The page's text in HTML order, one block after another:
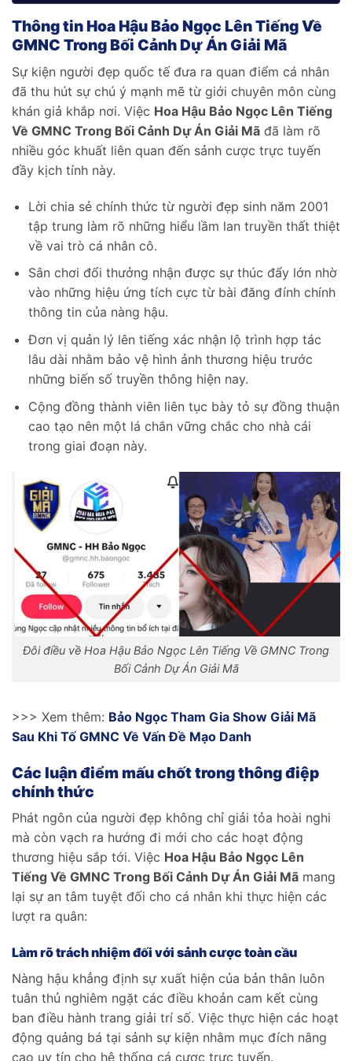
Thông tin Hoa Hậu Bảo Ngọc Lên Tiếng Về
GMNC Trong Bối Cảnh Dự Án Giải Mã
Sự kiện người đẹp quốc tế đưa ra quan điểm cá nhân
đã thu hút sự chú ý mạnh mẽ từ giới chuyên môn cùng
khán giả khắp nơi. Việc Hoa Hậu Bảo Ngọc Lên Tiếng
Về GMNC Trong Bối Cảnh Dự Án Giải Mã đã làm rõ
nhiều góc khuất liên quan đến sảnh cược trực tuyến
đầy kịch tính này.
Lời chia sẻ chính thức từ người đẹp sinh năm 2001
tập trung làm rõ những hiểu lầm lan truyền thất thiệt
về vai trò cá nhân cô.
Sân chơi đổi thưởng nhận được sự thúc đẩy lớn nhờ
vào những hiệu ứng tích cực từ bài đăng đính chính
thông tin của nàng hậu.
Đơn vị quản lý lên tiếng xác nhận lộ trình hợp tác
lâu dài nhằm bảo vệ hình ảnh thương hiệu trước
những biến số truyền thông hiện nay.
Cộng đồng thành viên liên tục bày tỏ sự đồng thuận
cao tạo nên một lá chắn vững chắc cho nhà cái
trong giai đoạn này.
Đôi điều về Hoa Hậu Bảo Ngọc Lên Tiếng Về GMNC Trong
Bối Cảnh Dự Án Giải Mã
>>> Xem thêm: Bảo Ngọc Tham Gia Show Giải Mã
Sau Khi Tố GMNC Về Vấn Đề Mạo Danh
Các luận điểm mấu chốt trong thông điệp
chính thức
Phát ngôn của người đẹp không chỉ giải tỏa hoài nghi
mà còn vạch ra hướng đi mới cho các hoạt động
thương hiệu sắp tới. Việc Hoa Hậu Bảo Ngọc Lên
Tiếng Về GMNC Trong Bối Cảnh Dự Án Giải Mã mang
lại sự an tâm tuyệt đối cho cá nhân khi thực hiện các
lượt ra quân:
Làm rõ trách nhiệm đối với sảnh cược toàn cầu
Nàng hậu khẳng định sự xuất hiện của bản thân luôn
tuân thủ nghiêm ngặt các điều khoản cam kết cùng
ban điều hành trang giải trí số. Việc thực hiện các hoạt
động quảng bá tại sảnh sự kiện nhằm mục đích nâng
cao uy tín cho hệ thống cá cược trực tuyến.